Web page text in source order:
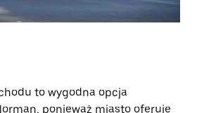
to wygodna opcja
ponieważ miasto oferuje